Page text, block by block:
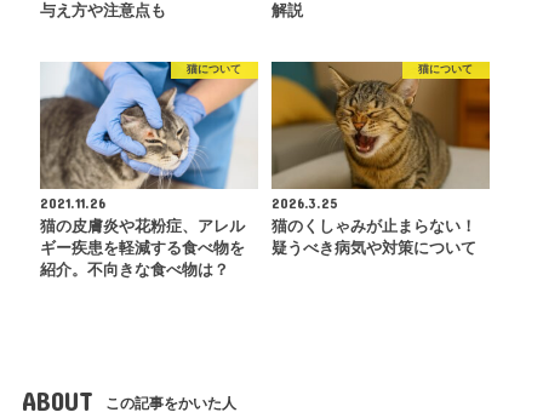
与え方や注意点も
解説
猫について
2021.11.26
猫の皮膚炎や花粉症、アレル
ギー疾患を軽減する食べ物を
紹介。不向きな食べ物は？
猫について
2026.3.25
猫のくしゃみが止まらない！
疑うべき病気や対策について
ABOUT この記事をかいた人